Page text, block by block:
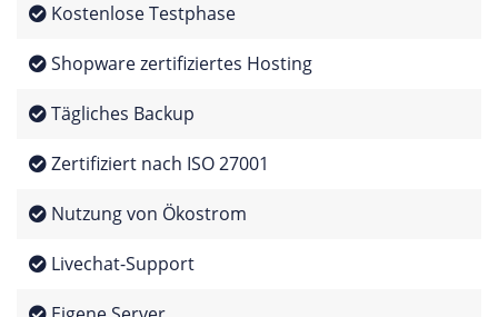
Kostenlose Testphase
Shopware zertifiziertes Hosting
Tägliches Backup
Zertifiziert nach ISO 27001
Nutzung von Ökostrom
Livechat-Support